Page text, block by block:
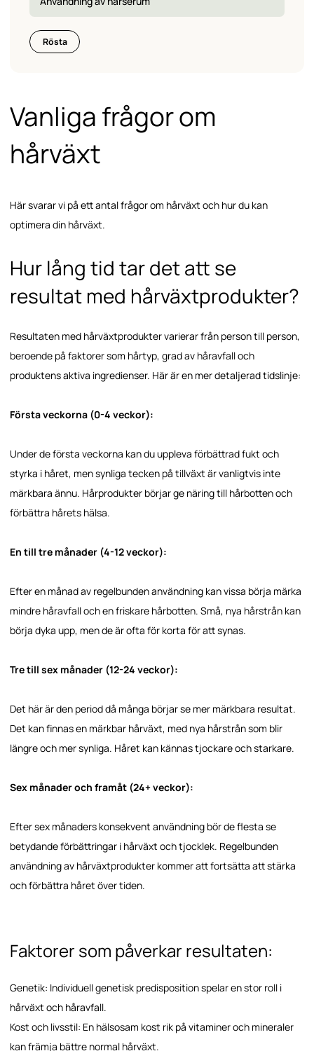
Rösta
Vanliga frågor om
hårväxt
Här svarar vi på ett antal frågor om hårväxt och hur du kan
optimera din hårväxt.
Hur lång tid tar det att se
resultat med hårväxtprodukter?
Resultaten med hårväxtprodukter varierar från person till person,
beroende på faktorer som hårtyp, grad av håravfall och
produktens aktiva ingredienser. Här är en mer detaljerad tidslinje:
Första veckorna (0-4 veckor):
Under de första veckorna kan du uppleva förbättrad fukt och
styrka i håret, men synliga tecken på tillväxt är vanligtvis inte
märkbara ännu. Hårprodukter börjar ge näring till hårbotten och
förbättra hårets hälsa.
En till tre månader (4-12 veckor):
Efter en månad av regelbunden användning kan vissa börja märka
mindre håravfall och en friskare hårbotten. Små, nya hårstrån kan
börja dyka upp, men de är ofta för korta för att synas.
Tre till sex månader (12-24 veckor):
Det här är den period då många börjar se mer märkbara resultat.
Det kan finnas en märkbar hårväxt, med nya hårstrån som blir
längre och mer synliga. Håret kan kännas tjockare och starkare.
Sex månader och framåt (24+ veckor):
Efter sex månaders konsekvent användning bör de flesta se
betydande förbättringar i hårväxt och tjocklek. Regelbunden
användning av hårväxtprodukter kommer att fortsätta att stärka
och förbättra håret över tiden.
Faktorer som påverkar resultaten:
Genetik: Individuell genetisk predisposition spelar en stor roll i
hårväxt och håravfall.
Kost och livsstil: En hälsosam kost rik på vitaminer och mineraler
kan främja bättre normal hårväxt.